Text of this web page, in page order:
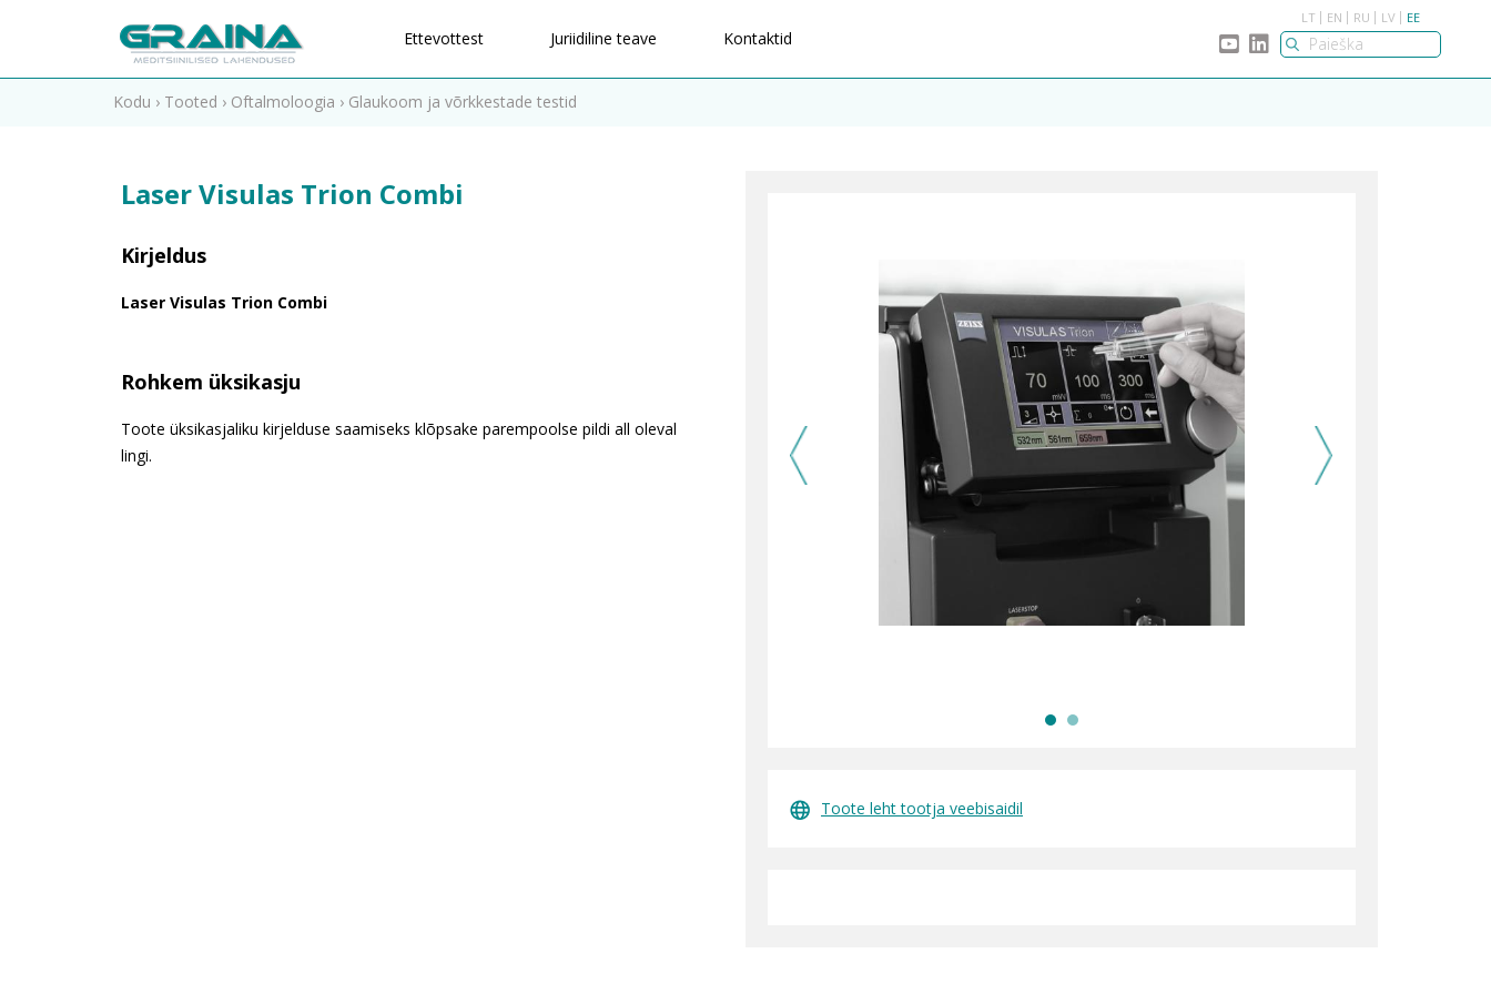
Ettevottest Juriidiline teave Kontaktid
LT EN RU LV EE
Kodu › Tooted › Oftalmoloogia › Glaukoom ja võrkkestade testid
Laser Visulas Trion Combi
Kirjeldus
Laser Visulas Trion Combi
Rohkem üksikasju
Toote üksikasjaliku kirjelduse saamiseks klõpsake parempoolse pildi all oleval
lingi.
Toote leht tootja veebisaidil